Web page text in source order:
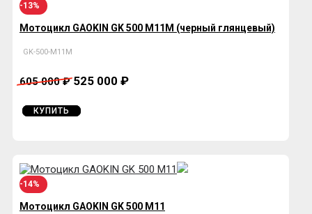
-13%
Мотоцикл GAOKIN GK 500 М11M (черный глянцевый)
GK-500-М11M
605 000 ₽ 525 000 ₽
КУПИТЬ
-14%
Мотоцикл GAOKIN GK 500 М11